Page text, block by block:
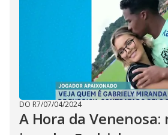
DO R7/07/04/2024
A Hora da Venenosa: